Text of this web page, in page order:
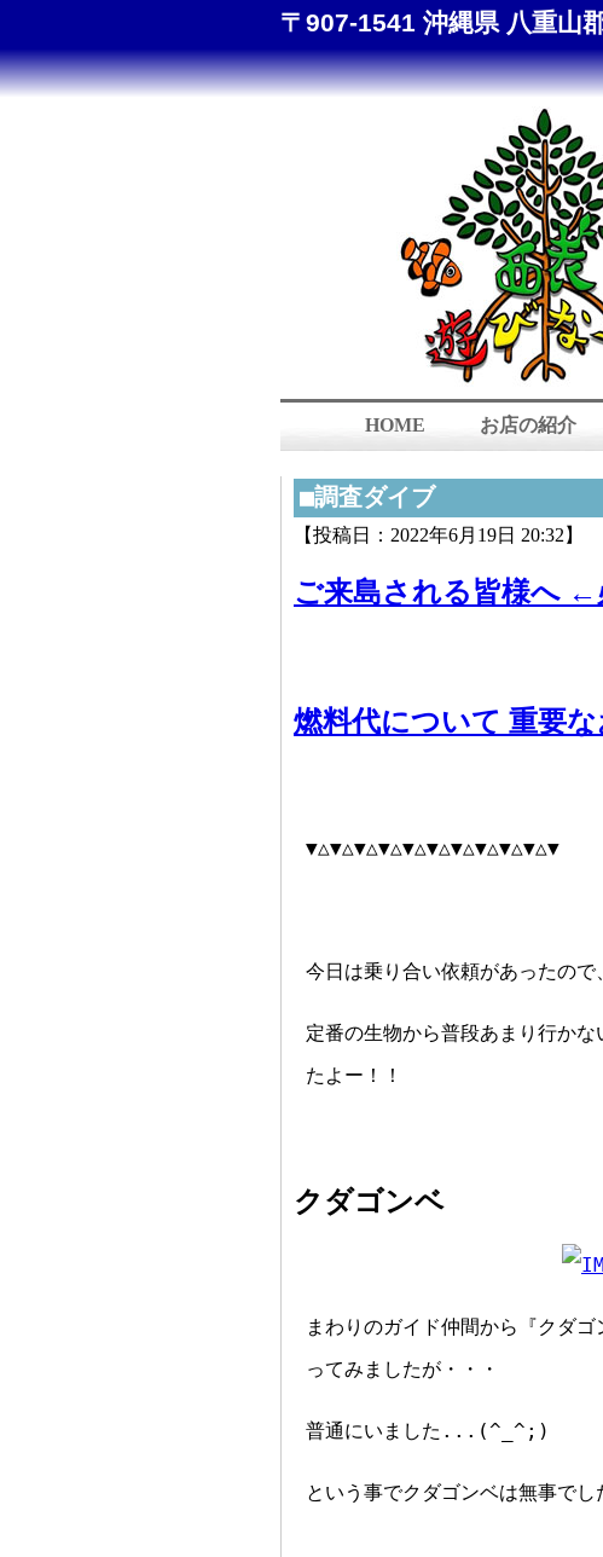
〒907-1541 沖縄県 八重山
HOME お店の紹介
■調査ダイブ
【投稿日：2022年6月19日 20:32】
ご来島される皆様へ
燃料代について 重要
▼△▼△▼△▼△▼△▼△▼△▼△▼△▼△▼
今日は乗り合い依頼があったので
定番の生物から普段あまり行か
たよー！！
クダゴンベ
まわりのガイド仲間から『クダ
ってみましたが・・・
普通にいました...(^_^;)
という事でクダゴンベは無事でし